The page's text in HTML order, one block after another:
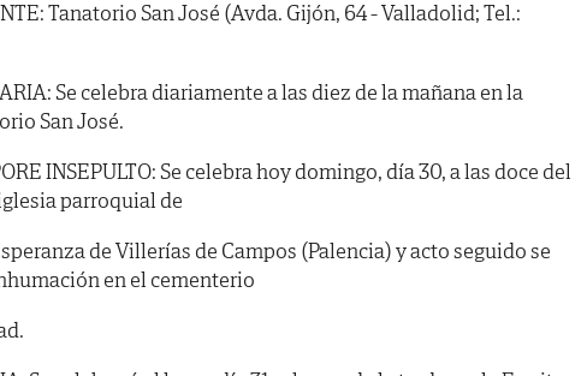
Tanatorio San José (Avda. Gijón, 64 - Valladolid; Tel.:
Se celebra diariamente a las diez de la mañana en la
San José.
INSEPULTO: Se celebra hoy domingo, día 30, a las doce del
parroquial de
de Villerías de Campos (Palencia) y acto seguido se
en el cementerio